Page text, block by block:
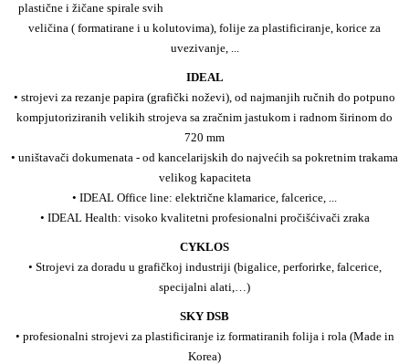
plastične i žičane spirale svih
veličina ( formatirane i u kolutovima), folije za plastificiranje, korice za
uvezivanje, ...
IDEAL
• strojevi za rezanje papira (grafički noževi), od najmanjih ručnih do potpuno
kompjutoriziranih velikih strojeva sa zračnim jastukom i radnom širinom do
720 mm
• uništavači dokumenata - od kancelarijskih do najvećih sa pokretnim trakama
velikog kapaciteta
• IDEAL Office line: električne klamarice, falcerice, ...
• IDEAL Health: visoko kvalitetni profesionalni pročišćivači zraka
CYKLOS
• Strojevi za doradu u grafičkoj industriji (bigalice, perforirke, falcerice,
specijalni alati,…)
SKY DSB
• profesionalni strojevi za plastificiranje iz formatiranih folija i rola (Made in
Korea)